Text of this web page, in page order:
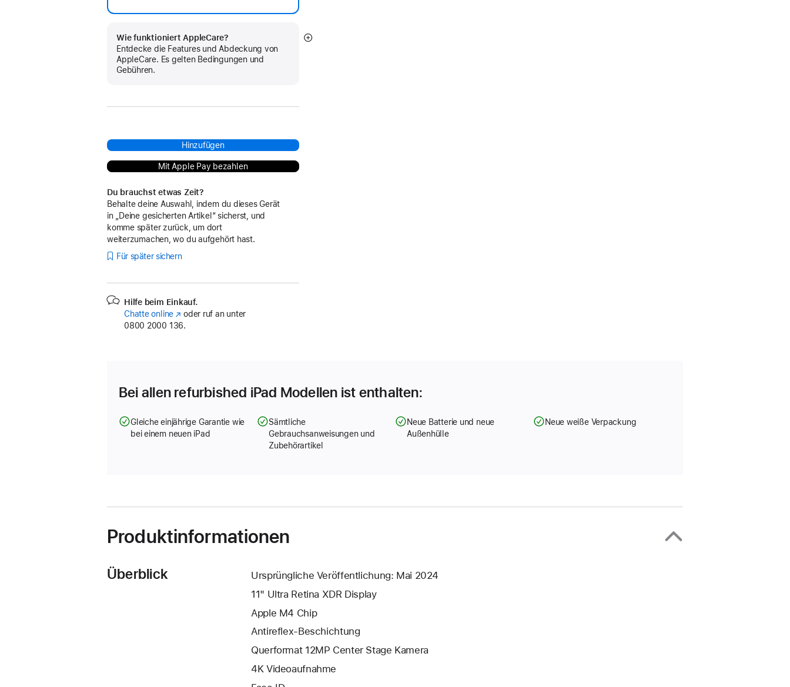
Wie funktioniert AppleCare?
Entdecke die Features und Abdeckung von
AppleCare. Es gelten Bedingungen und
Gebühren.
Mehr
Hinzufügen
Mit Apple Pay bezahlen
Du brauchst etwas Zeit?
Behalte deine Auswahl, indem du dieses Gerät
in „Deine gesicherten Artikel“ sicherst, und
komme später zurück, um dort
weiterzumachen, wo du aufgehört hast.
Für später sichern
Hilfe beim Einkauf.
Chatte online (Öffnet
ein
oder ruf an unter
0800 2000 136.
Bei allen refurbished iPad Modellen ist enthalten:
Gleiche einjährige Garantie wie
bei einem neuen iPad
Sämtliche
Gebrauchsanweisungen und
Zubehörartikel
Neue Batterie und neue
Außenhülle
Neue weiße Verpackung
Produktinformationen
Überblick
Ursprüngliche Veröffentlichung: Mai 2024
11" Ultra Retina XDR Display
Apple M4 Chip
Antireflex-Beschichtung
Querformat 12MP Center Stage Kamera
4K Video­aufnahme